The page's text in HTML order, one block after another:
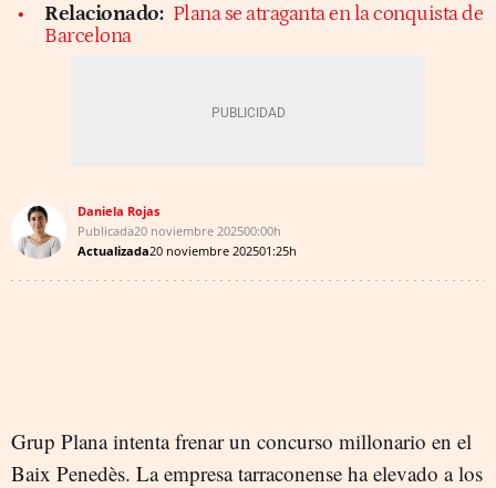
Relacionado: Plana se atraganta en la conquista de
Barcelona
Daniela Rojas
Publicada20 noviembre 202500:00h
Actualizada20 noviembre 202501:25h
Grup Plana intenta frenar un concurso millonario en el
Baix Penedès. La empresa tarraconense ha elevado a los